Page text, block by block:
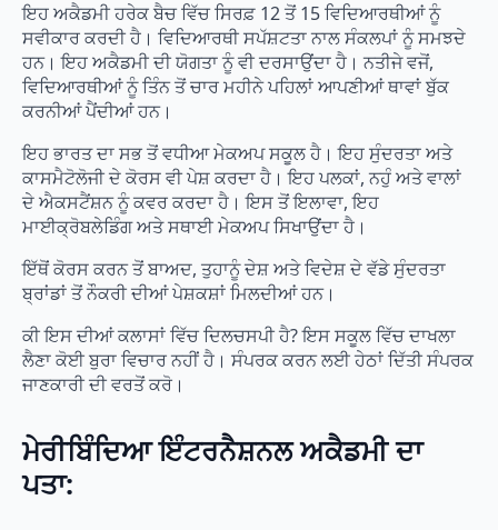
ਇਹ ਅਕੈਡਮੀ ਹਰੇਕ ਬੈਚ ਵਿੱਚ ਸਿਰਫ਼ 12 ਤੋਂ 15 ਵਿਦਿਆਰਥੀਆਂ ਨੂੰ
ਸਵੀਕਾਰ ਕਰਦੀ ਹੈ। ਵਿਦਿਆਰਥੀ ਸਪੱਸ਼ਟਤਾ ਨਾਲ ਸੰਕਲਪਾਂ ਨੂੰ ਸਮਝਦੇ
ਹਨ। ਇਹ ਅਕੈਡਮੀ ਦੀ ਯੋਗਤਾ ਨੂੰ ਵੀ ਦਰਸਾਉਂਦਾ ਹੈ। ਨਤੀਜੇ ਵਜੋਂ,
ਵਿਦਿਆਰਥੀਆਂ ਨੂੰ ਤਿੰਨ ਤੋਂ ਚਾਰ ਮਹੀਨੇ ਪਹਿਲਾਂ ਆਪਣੀਆਂ ਥਾਵਾਂ ਬੁੱਕ
ਕਰਨੀਆਂ ਪੈਂਦੀਆਂ ਹਨ।
ਇਹ ਭਾਰਤ ਦਾ ਸਭ ਤੋਂ ਵਧੀਆ ਮੇਕਅਪ ਸਕੂਲ ਹੈ। ਇਹ ਸੁੰਦਰਤਾ ਅਤੇ
ਕਾਸਮੈਟੋਲੋਜੀ ਦੇ ਕੋਰਸ ਵੀ ਪੇਸ਼ ਕਰਦਾ ਹੈ। ਇਹ ਪਲਕਾਂ, ਨਹੁੰ ਅਤੇ ਵਾਲਾਂ
ਦੇ ਐਕਸਟੈਂਸ਼ਨ ਨੂੰ ਕਵਰ ਕਰਦਾ ਹੈ। ਇਸ ਤੋਂ ਇਲਾਵਾ, ਇਹ
ਮਾਈਕ੍ਰੋਬਲੇਡਿੰਗ ਅਤੇ ਸਥਾਈ ਮੇਕਅਪ ਸਿਖਾਉਂਦਾ ਹੈ।
ਇੱਥੋਂ ਕੋਰਸ ਕਰਨ ਤੋਂ ਬਾਅਦ, ਤੁਹਾਨੂੰ ਦੇਸ਼ ਅਤੇ ਵਿਦੇਸ਼ ਦੇ ਵੱਡੇ ਸੁੰਦਰਤਾ
ਬ੍ਰਾਂਡਾਂ ਤੋਂ ਨੌਕਰੀ ਦੀਆਂ ਪੇਸ਼ਕਸ਼ਾਂ ਮਿਲਦੀਆਂ ਹਨ।
ਕੀ ਇਸ ਦੀਆਂ ਕਲਾਸਾਂ ਵਿੱਚ ਦਿਲਚਸਪੀ ਹੈ? ਇਸ ਸਕੂਲ ਵਿੱਚ ਦਾਖਲਾ
ਲੈਣਾ ਕੋਈ ਬੁਰਾ ਵਿਚਾਰ ਨਹੀਂ ਹੈ। ਸੰਪਰਕ ਕਰਨ ਲਈ ਹੇਠਾਂ ਦਿੱਤੀ ਸੰਪਰਕ
ਜਾਣਕਾਰੀ ਦੀ ਵਰਤੋਂ ਕਰੋ।
ਮੇਰੀਬਿੰਦਿਆ ਇੰਟਰਨੈਸ਼ਨਲ ਅਕੈਡਮੀ ਦਾ
ਪਤਾ: